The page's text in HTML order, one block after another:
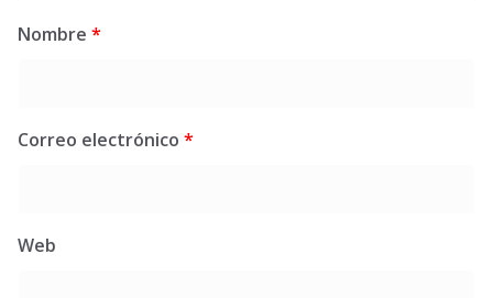
Nombre *
Correo electrónico *
Web